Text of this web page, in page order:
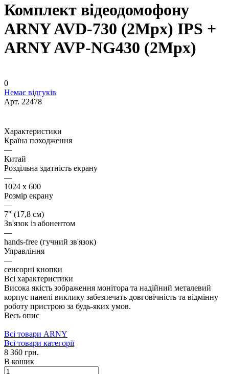
Комплект відеодомофону
ARNY AVD-730 (2Mpx) IPS +
ARNY AVP-NG430 (2Mpx)
0
Немає відгуків
Арт. 22478
Характеристики
Країна походження
—
Китай
Роздільна здатність екрану
—
1024 x 600
Розмір екрану
—
7" (17,8 см)
Зв'язок із абонентом
—
hands-free (гучний зв'язок)
Управління
—
сенсорні кнопки
Всі характеристики
Висока якість зображення монітора та надійний металевий
корпус панелі виклику забезпечать довговічність та відмінну
роботу пристрою за будь-яких умов.
Весь опис
Всі товари ARNY
Всі товари категорії
8 360 грн.
В кошик